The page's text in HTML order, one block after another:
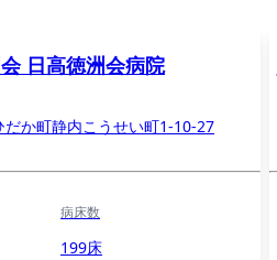
日高徳洲会病院
だか町静内こうせい町1-10-27
病床数
199床